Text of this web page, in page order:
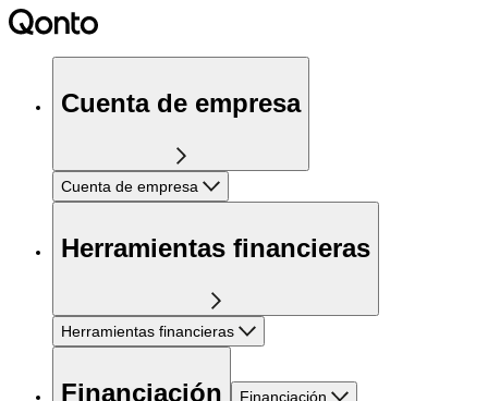
Cuenta de empresa
Cuenta de empresa
Herramientas financieras
Herramientas financieras
Financiación Financiación